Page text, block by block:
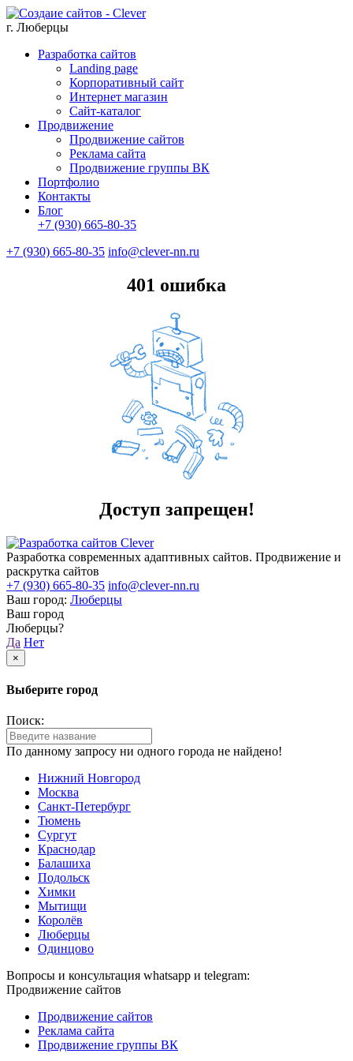
г. Люберцы
Разработка сайтов
Landing page
Корпоративный сайт
Интернет магазин
Сайт-каталог
Продвижение
Продвижение сайтов
Реклама сайта
Продвижение группы ВК
Портфолио
Контакты
Блог
+7 (930) 665-80-35
+7 (930) 665-80-35 info@clever-nn.ru
401 ошибка
Доступ запрещен!
Разработка современных адаптивных сайтов. Продвижение и
раскрутка сайтов
+7 (930) 665-80-35 info@clever-nn.ru
Ваш город: Люберцы
Ваш город
Люберцы?
Да Нет
×
Выберите город
Поиск:
По данному запросу ни одного города не найдено!
Нижний Новгород
Москва
Санкт-Петербург
Тюмень
Сургут
Краснодар
Балашиха
Подольск
Химки
Мытищи
Королёв
Люберцы
Одинцово
Вопросы и консультация whatsapp и telegram:
Продвижение сайтов
Продвижение сайтов
Реклама сайта
Продвижение группы ВК